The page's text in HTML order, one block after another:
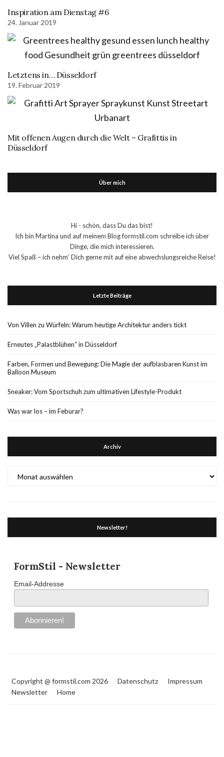
Inspiration am Dienstag #6
24. Januar 2019
Letztens in… Düsseldorf
19. Februar 2019
Mit offenen Augen durch die Welt – Grafittis in
Düsseldorf
Über mich
Hi - schön, dass Du das bist!
Ich bin Martina und auf meinem Blog formstil.com schreibe ich über
Dinge, die mich interessieren.
Viel Spaß – ich nehm‘ Dich gerne mit auf eine abwechslungsreiche Reise!
Letzte Beiträge
Von Villen zu Würfeln: Warum heutige Architektur anders tickt
Erneutes „Palastblühen“ in Düsseldorf
Farben, Formen und Bewegung: Die Magie der aufblasbaren Kunst im
Balloon Museum
Sneaker: Vom Sportschuh zum ultimativen Lifestyle-Produkt
Was war los – im Feburar?
Archiv
Newsletter!
FormStil - Newsletter
Email-Addresse
Copyright @ formstil.com 2026 Datenschutz
Impressum
Newsletter
Home